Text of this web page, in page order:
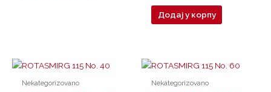
Додај у корпу
Nekategorizovano Nekategorizovano